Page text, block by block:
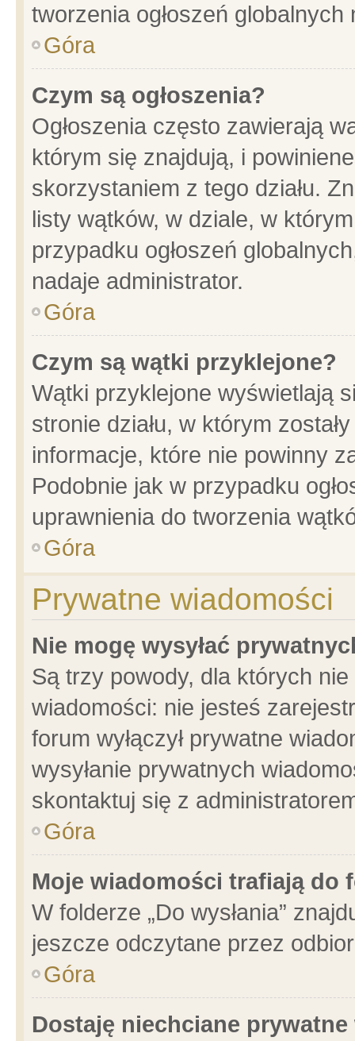
tworzenia ogłoszeń
Góra
Czym są ogłoszenia?
Ogłoszenia często zawierają
którym się znajdują, i
skorzystaniem z tego działu.
listy wątków, w dziale, w
przypadku ogłoszeń
nadaje administrator.
Góra
Czym są wątki przyklejone?
Wątki przyklejone wyświetlają
stronie działu, w którym
informacje, które nie powinny
Podobnie jak w przypadku
uprawnienia do tworzenia
Góra
Prywatne wiadomości
Nie mogę wysyłać
Są trzy powody, dla których
wiadomości: nie jesteś
forum wyłączył prywatne
wysyłanie prywatnych
skontaktuj się z
Góra
Moje wiadomości trafiają do
W folderze „Do wysłania”
jeszcze odczytane przez
Góra
Dostaję niechciane